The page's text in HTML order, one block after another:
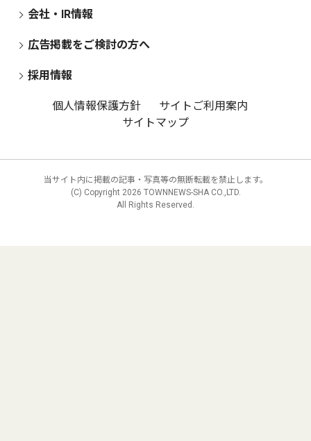
会社・IR情報
広告掲載をご検討の方へ
採用情報
個人情報保護方針
サイトご利用案内
サイトマップ
当サイト内に掲載の記事・写真等の無断転載を禁止します。
(C) Copyright 2026 TOWNNEWS-SHA CO.,LTD.
All Rights Reserved.